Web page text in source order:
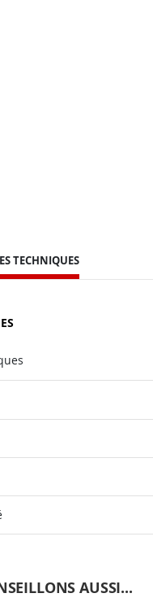
TECHNIQUES
AUSSI...